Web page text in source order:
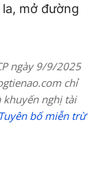
mở đường
ngày 9/9/2025
chỉ
khuyến nghị tài
Tuyên bố miễn trừ